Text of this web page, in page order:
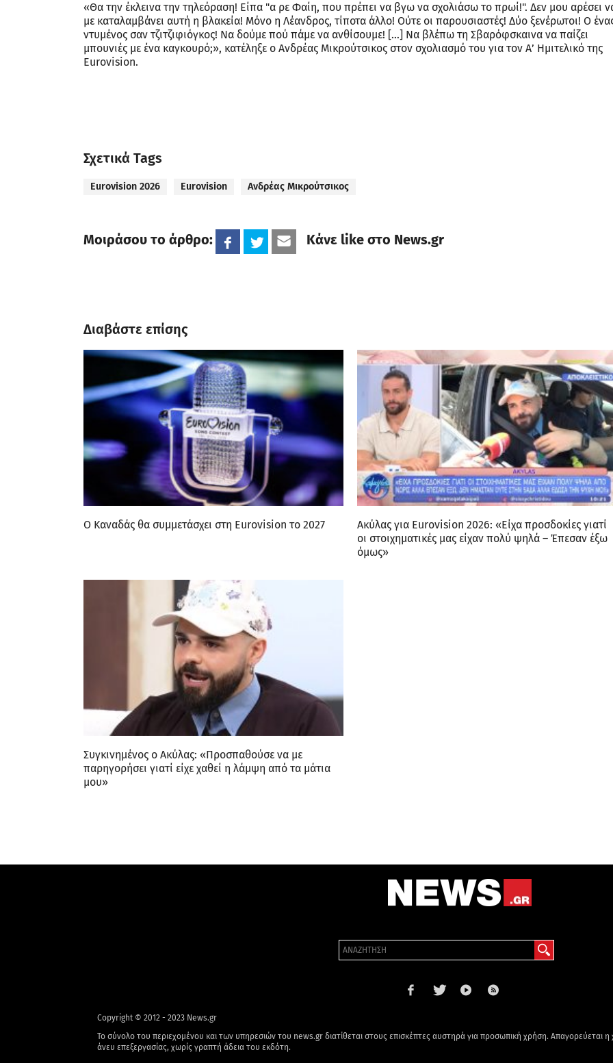
«Θα την έκλεινα την τηλεόραση! Είπα "α ρε Φαίη, που πρέπει να βγω να σχολιάσω το πρωί!". Δεν μου αρέσει
με καταλαμβάνει αυτή η βλακεία! Μόνο η Λέανδρος, τίποτα άλλο! Ούτε οι παρουσιαστές! Δύο ξενέρωτοι! Ο
ντυμένος σαν τζιτζιφιόγκος! Να δούμε πού πάμε να ανθίσουμε! […] Να βλέπω τη Σβαρόφσκαινα να παίζει
μπουνιές με ένα καγκουρό;», κατέληξε ο Ανδρέας Μικρούτσικος στον σχολιασμό του για τον Α’ Ημιτελικό της
Eurovision.
Σχετικά Tags
Eurovision 2026 Eurovision Ανδρέας Μικρούτσικος
Μοιράσου το άρθρο: Κάνε like στο News.gr
Διαβάστε επίσης
Ο Καναδάς θα συμμετάσχει στη Eurovision το 2027
Ακύλας για Eurovision 2026: «Είχα προσδοκίες γιατί
οι στοιχηματικές μας είχαν πολύ ψηλά – Έπεσαν έξω
όμως»
Συγκινημένος ο Ακύλας: «Προσπαθούσε να με
παρηγορήσει γιατί είχε χαθεί η λάμψη από τα μάτια
μου»
Copyright © 2012 - 2023 News.gr
Το σύνολο του περιεχομένου και των υπηρεσιών του news.gr διατίθεται στους επισκέπτες αυστηρά για προσωπική χρήση.
άνευ επεξεργασίας, χωρίς γραπτή άδεια του εκδότη.